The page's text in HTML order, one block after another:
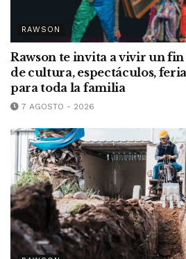
RAWSON
Rawson te invita a vivir un
de cultura, espectáculos,
para toda la familia
7 AGOSTO - 2026